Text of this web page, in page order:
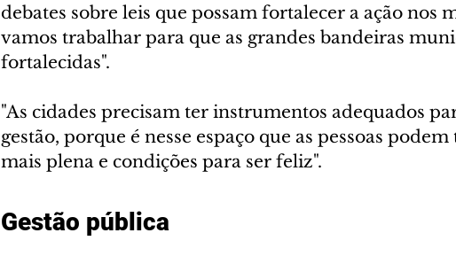
debates sobre leis que possam fortalecer a ação nos
vamos trabalhar para que as grandes bandeiras
fortalecidas".
"As cidades precisam ter instrumentos adequados
gestão, porque é nesse espaço que as pessoas
mais plena e condições para ser feliz".
Gestão pública